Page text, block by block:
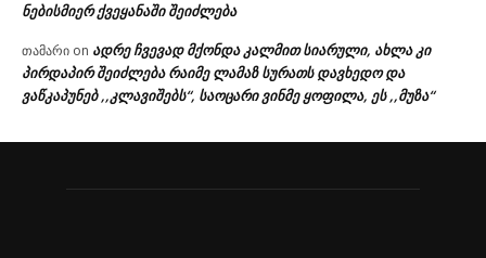
ნებისმიერ ქვეყანაში შეიძლება
თამარი on ადრე ჩვევად მქონდა კალმით სიარული, ახლა კი
პირდაპირ შეიძლება რაიმე ლამაზ სურათს დავხედო და
ვაწკაპუნებ ,,კლავიშებს“, საოცარი ვინმე ყოფილა, ეს ,,მუზა“